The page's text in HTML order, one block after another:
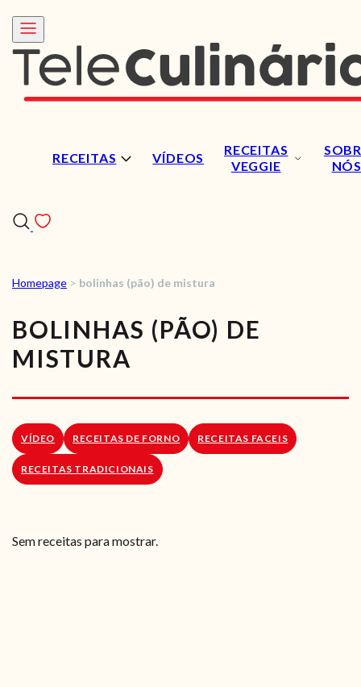
RECEITAS VÍDEOS
RECEITAS
VEGGIE
NÓS
RECEITAS
VÍDEOS
LOJA ONLINE
Homepage > bolinhas (pão) de mistura
BOLINHAS (PÃO) DE
MISTURA
VÍDEO RECEITAS DE FORNO RECEITAS FACEIS
RECEITAS TRADICIONAIS
Sem receitas para mostrar.